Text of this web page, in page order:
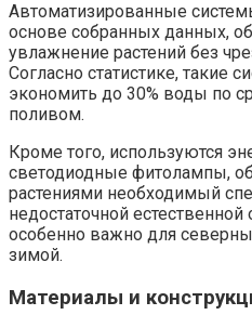
Автоматизированные
основе собранных данных,
увлажнение растений без
Согласно статистике, такие
экономить до 30% воды по
поливом.
Кроме того, используются
светодиодные фитолампы,
растениями необходимый
недостаточной
особенно важно для
зимой.
Материалы и